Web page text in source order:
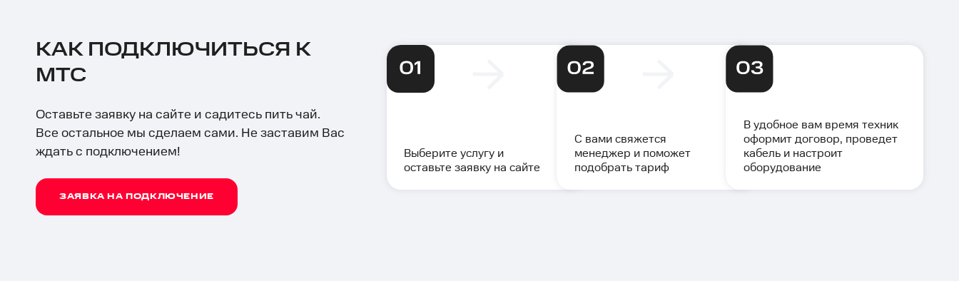
КАК ПОДКЛЮЧИТЬСЯ К
МТС
Оставьте заявку на сайте и садитесь пить чай.
Все остальное мы сделаем сами. Не заставим Вас
ждать с подключением!
ЗАЯВКА НА ПОДКЛЮЧЕНИЕ
Выберите услугу и
оставьте заявку на сайте
С вами свяжется
менеджер и поможет
подобрать тариф
В удобное вам время техник
оформит договор, проведет
кабель и настроит
оборудование